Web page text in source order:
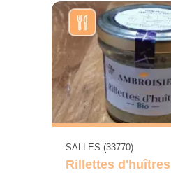
SALLES (33770)
Rillettes d'huîtres